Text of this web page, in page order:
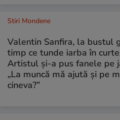
Stiri Mondene
Valentin Sanfira, la bustul
timp ce tunde iarba în
Artistul și-a pus fanele pe
„La muncă mă ajută și pe
cineva?”